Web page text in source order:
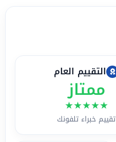
التقييم العام
ممتاز
★★★★★
تقييم خبراء تلفونك